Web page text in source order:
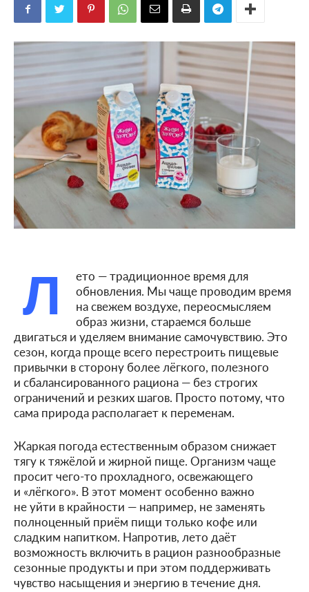
Л
ето — традиционное время для
обновления. Мы чаще проводим время
на свежем воздухе, переосмысляем
образ жизни, стараемся больше
двигаться и уделяем внимание самочувствию. Это
сезон, когда проще всего перестроить пищевые
привычки в сторону более лёгкого, полезного
и сбалансированного рациона — без строгих
ограничений и резких шагов. Просто потому, что
сама природа располагает к переменам.
Жаркая погода естественным образом снижает
тягу к тяжёлой и жирной пище. Организм чаще
просит чего-то прохладного, освежающего
и «лёгкого». В этот момент особенно важно
не уйти в крайности — например, не заменять
полноценный приём пищи только кофе или
сладким напитком. Напротив, лето даёт
возможность включить в рацион разнообразные
сезонные продукты и при этом поддерживать
чувство насыщения и энергию в течение дня.